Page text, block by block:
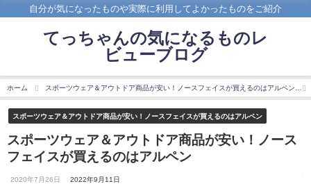
自分が気になったものや実際に利用してよかったものをご紹介
てっちゃんの気になるものレ
ビューブログ
ホーム スポーツウェア＆アウトドア商品が安い！ノースフェイスが買えるのはアルペン
スポーツウェア＆アウトドア商品が安い！ノースフェイスが買えるのはアルペン
スポーツウェア＆アウトドア商品が安い！ノース
フェイスが買えるのはアルペン
2020年7月26日 2022年9月11日